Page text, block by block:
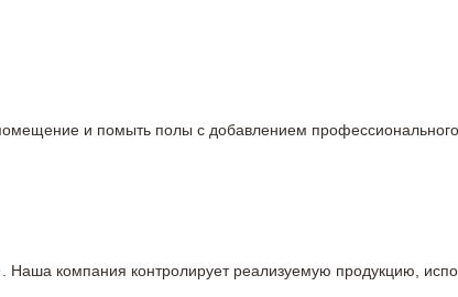
и помыть полы с добавлением
компания контролирует реализуемую продукцию,